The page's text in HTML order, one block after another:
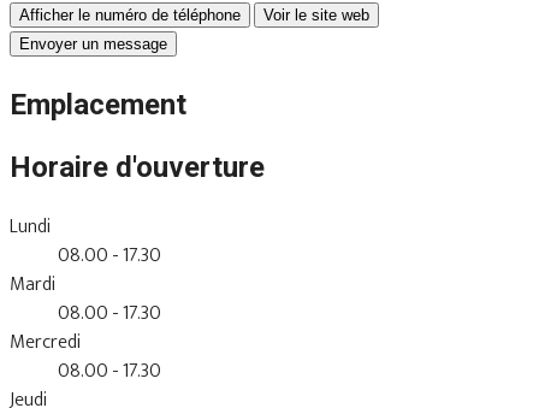
Afficher le numéro de téléphone
Voir le site web
Envoyer un message
Emplacement
Horaire d'ouverture
Lundi
08.00 - 17.30
Mardi
08.00 - 17.30
Mercredi
08.00 - 17.30
Jeudi